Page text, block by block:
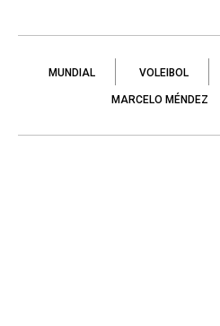
MUNDIAL VOLEIBOL
MARCELO MÉNDEZ